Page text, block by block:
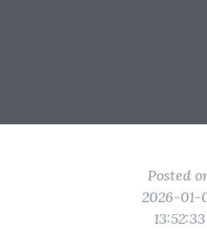
Posted
2026-01-
13:52:33